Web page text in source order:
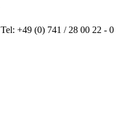
Tel: +49 (0) 741 / 28 00 22 - 0